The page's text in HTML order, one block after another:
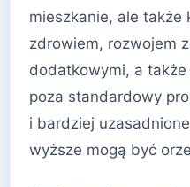
mieszkanie, ale także
zdrowiem, rozwojem
dodatkowymi, a
poza standardowy
i bardziej
wyższe mogą być